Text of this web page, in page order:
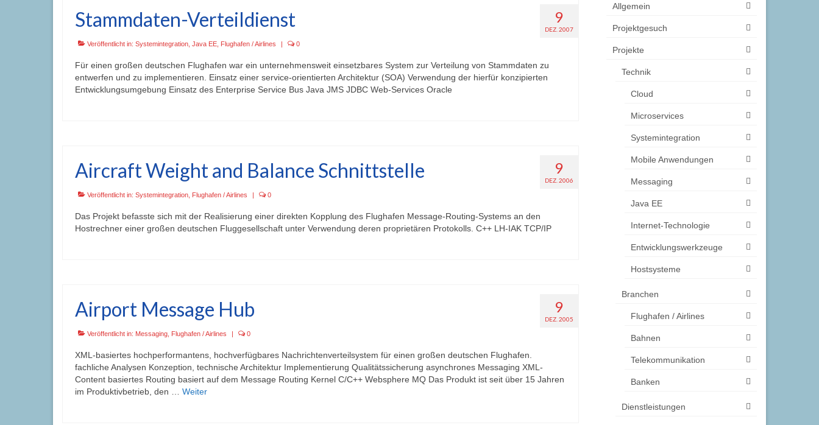
9
DEZ. 2007
Stammdaten-Verteildienst
Veröffentlicht in: Systemintegration Java EE Flughafen / Airlines | 0
Für einen großen deutschen Flughafen war ein unternehmensweit einsetzbares System zur Verteilung von Stammdaten zu
entwerfen und zu implementieren. Einsatz einer service-orientierten Architektur (SOA) Verwendung der hierfür konzipierten
Entwicklungsumgebung Einsatz des Enterprise Service Bus Java JMS JDBC Web-Services Oracle
9
DEZ. 2006
Aircraft Weight and Balance Schnittstelle
Veröffentlicht in: Systemintegration Flughafen / Airlines | 0
Das Projekt befasste sich mit der Realisierung einer direkten Kopplung des Flughafen Message-Routing-Systems an den
Hostrechner einer großen deutschen Fluggesellschaft unter Verwendung deren proprietären Protokolls. C++ LH-IAK TCP/IP
9
DEZ. 2005
Airport Message Hub
Veröffentlicht in: Messaging Flughafen / Airlines | 0
XML-basiertes hochperformantens, hochverfügbares Nachrichtenverteilsystem für einen großen deutschen Flughafen.
fachliche Analysen Konzeption, technische Architektur Implementierung Qualitätssicherung asynchrones Messaging XML-
Content basiertes Routing basiert auf dem Message Routing Kernel C/C++ Websphere MQ Das Produkt ist seit über 15 Jahren
im Produktivbetrieb, den … Weiter
Allgemein
Projektgesuch
Projekte
Technik
Cloud
Microservices
Systemintegration
Mobile Anwendungen
Messaging
Java EE
Internet-Technologie
Entwicklungswerkzeuge
Hostsysteme
Branchen
Flughafen / Airlines
Bahnen
Telekommunikation
Banken
Dienstleistungen